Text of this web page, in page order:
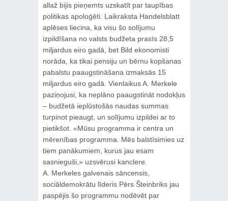
allaž bijis pieņemts uzskatīt par taupības
politikas apoloģēti. Laikraksta Handelsblatt
aplēses liecina, ka visu šo solījumu
izpildīšana no valsts budžeta prasīs 28,5
miljardus eiro gadā, bet Bild ekonomisti
norāda, ka tikai pensiju un bērnu kopšanas
pabalstu paaugstināšana izmaksās 15
miljardus eiro gadā. Vienlaikus A. Merkele
paziņojusi, ka neplāno paaugstināt nodokļus
– budžetā ieplūstošās naudas summas
turpinot pieaugt, un solījumu izpildei ar to
pietikšot. «Mūsu programma ir centra un
mērenības programma. Mēs balstīsimies uz
tiem panākumiem, kurus jau esam
sasnieguši,» uzsvērusi kanclere.
A. Merkeles galvenais sāncensis,
sociāldemokrātu līderis Pērs Šteinbriks jau
paspējis šo programmu nodēvēt par